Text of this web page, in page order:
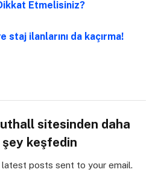
Etmelisiniz?
staj ilanlarını da kaçırma!
sitesinden daha
keşfedin
posts sent to your email.